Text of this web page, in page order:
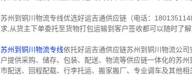
苏州到铜川物流专线优选好运吉通供应链（电话：
求,从货主下单委托至货物打包运输到客户签收都可以随时了
苏州到铜川物流专线依托好运吉通供应链苏州到铜川物流公
户提供采购、储存、包装、配送、物流等供应链一体化的苏
市配送、回程配载、行李托运、搬家搬厂、专业调车及其他相